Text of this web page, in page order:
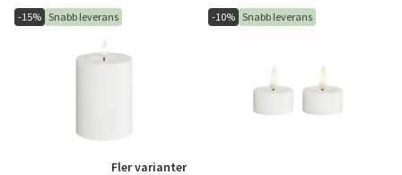
-15% Snabb leverans
Fler varianter
-10% Snabb leverans